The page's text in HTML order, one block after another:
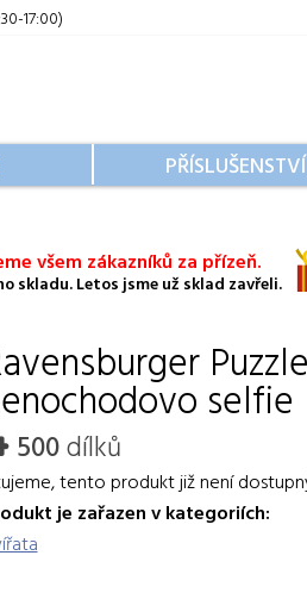
17:00)
PŘÍSLUŠENSTVÍ
všem zákazníků za přízeň.
skladu. Letos jsme už sklad zavřeli.
Puzzle
selfie
500dílků
tento produkt již není
je zařazen v kategoriích: